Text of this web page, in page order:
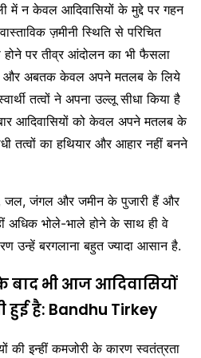
में न केवल आदिवासियों के मुद्दे पर गहन
ज़मीनी स्थिति से परिचित
होने पर तीव्र आंदोलन का भी फैसला
है और अबतक केवल अपने मतलब के लिये
तत्वों ने अपना उल्लू सीधा किया है
आदिवासियों को केवल अपने मतलब के
तत्वों का हथियार और आहार नहीं बनने
जल, जंगल और जमीन के पुजारी हैं और
अधिक भोले-भाले होने के साथ ही वे
उन्हें बरगलाना बहुत ज्यादा आसान है.
बाद भी आज आदिवासियों
हुई है: Bandhu Tirkey
की इन्हीं कमजोरी के कारण स्वतंत्रता